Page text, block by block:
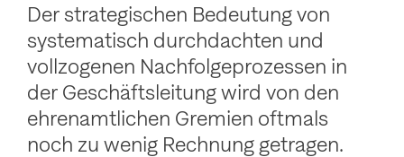
e
Der strategischen Bedeutung von
systematisch durchdachten und
vollzogenen Nachfolgeprozessen in
der Geschäftsleitung wird von den
ehrenamtlichen Gremien oftmals
noch zu wenig Rechnung getragen.